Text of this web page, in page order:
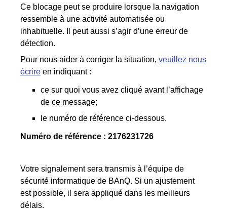
Ce blocage peut se produire lorsque la navigation
ressemble à une activité automatisée ou
inhabituelle. Il peut aussi s’agir d’une erreur de
détection.
Pour nous aider à corriger la situation, veuillez nous
écrire en indiquant :
ce sur quoi vous avez cliqué avant l’affichage
de ce message;
le numéro de référence ci-dessous.
Numéro de référence : 2176231726
Votre signalement sera transmis à l’équipe de
sécurité informatique de BAnQ. Si un ajustement
est possible, il sera appliqué dans les meilleurs
délais.